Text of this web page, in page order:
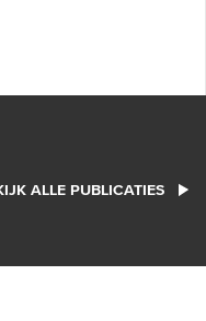
ALLE PUBLICATIES